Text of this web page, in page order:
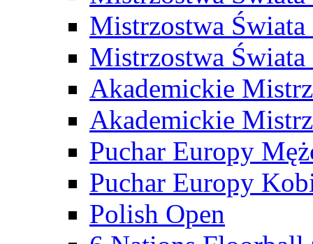
Mistrzostwa
Mistrzostwa
Akademickie
Akademickie
Puchar Europy
Puchar Europy
Polish Open